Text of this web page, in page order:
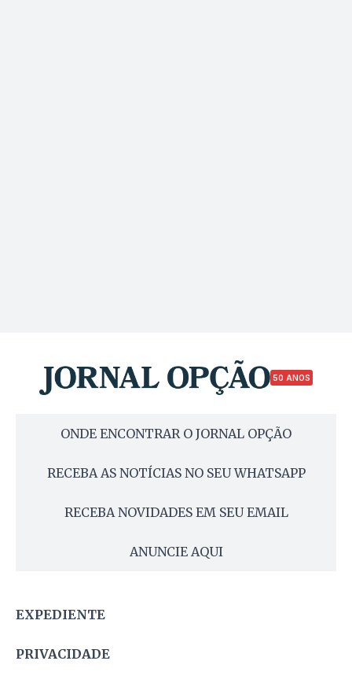
50 ANOS
ONDE ENCONTRAR O JORNAL OPÇÃO
RECEBA AS NOTÍCIAS NO SEU WHATSAPP
RECEBA NOVIDADES EM SEU EMAIL
ANUNCIE AQUI
EXPEDIENTE
PRIVACIDADE